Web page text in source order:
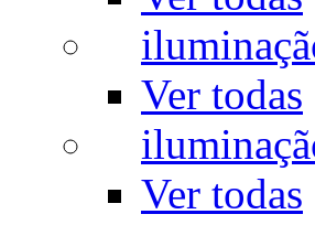
Ver todas
Ver todas